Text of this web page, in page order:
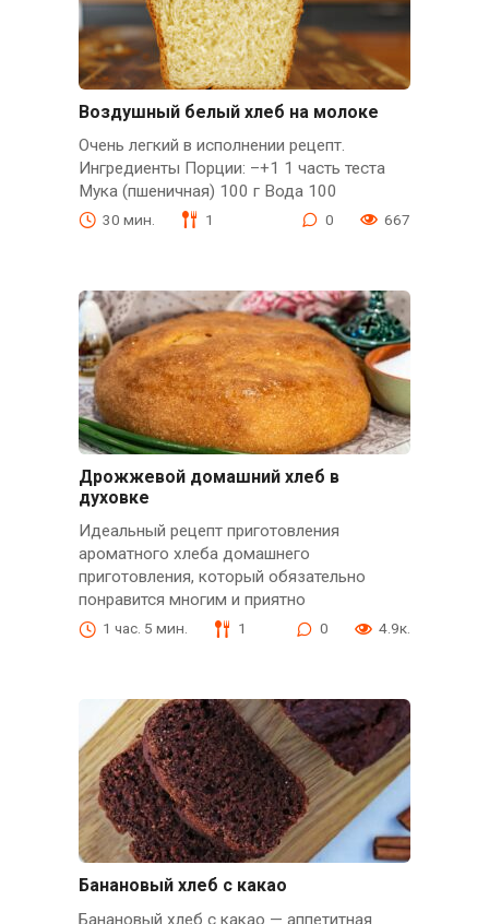
Воздушный белый хлеб на молоке
Очень легкий в исполнении рецепт.
Ингредиенты Порции: –+1 1 часть теста
Мука (пшеничная) 100 г Вода 100
30 мин. 1 0 667
Дрожжевой домашний хлеб в
духовке
Идеальный рецепт приготовления
ароматного хлеба домашнего
приготовления, который обязательно
понравится многим и приятно
1 час. 5 мин. 1 0 4.9к.
Банановый хлеб с какао
Банановый хлеб с какао — аппетитная